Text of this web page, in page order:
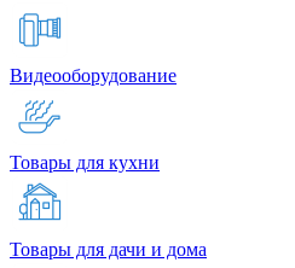
Видеооборудование
Товары для кухни
Товары для дачи и дома